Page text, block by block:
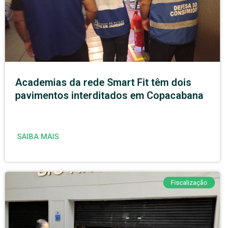
Academias da rede Smart Fit têm dois
pavimentos interditados em Copacabana
SAIBA MAIS
Fiscalização